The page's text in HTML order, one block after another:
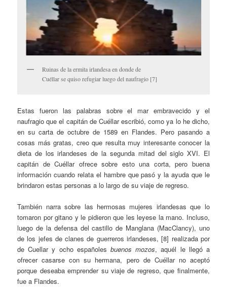
Ruinas de la ermita irlandesa en donde de
Cuéllar se quiso refugiar luego del naufragio [7]
Estas fueron las palabras sobre el mar embravecido y el
naufragio que el capitán de Cuéllar escribió, como ya lo he dicho,
en su carta de octubre de 1589 en Flandes. Pero pasando a
cosas más gratas, creo que resulta muy interesante conocer la
dieta de los irlandeses de la segunda mitad del siglo XVI. El
capitán de Cuéllar ofrece sobre esto una corta, pero buena
información cuando relata el hambre que pasó y la ayuda que le
brindaron estas personas a lo largo de su viaje de regreso.
También narra sobre las hermosas mujeres irlandesas que lo
tomaron por gitano y le pidieron que les leyese la mano. Incluso,
luego de la defensa del castillo de Manglana (MacClancy), uno
de los jefes de clanes de guerreros irlandeses, [8] realizada por
de Cuellar y ocho españoles buenos mozos, aquél le llegó a
ofrecer casarse con su hermana, pero de Cuéllar no aceptó
porque deseaba emprender su viaje de regreso, que finalmente,
fue a Flandes.